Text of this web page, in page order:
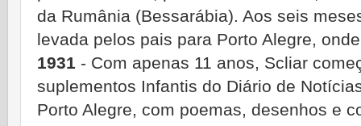
da Rumânia (Bessarábia). Aos seis
levada pelos pais para Porto Alegre,
1931 - Com apenas 11 anos, Scliar
suplementos Infantis do Diário de
Porto Alegre, com poemas, desenhos e